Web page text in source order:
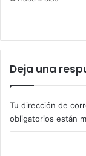
Deja una
Tu dirección de
obligatorios están